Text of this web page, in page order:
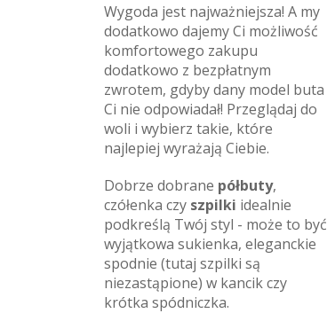
Wygoda jest najważniejsza! A my
dodatkowo dajemy Ci możliwość
komfortowego zakupu
dodatkowo z bezpłatnym
zwrotem, gdyby dany model buta
Ci nie odpowiadał! Przeglądaj do
woli i wybierz takie, które
najlepiej wyrażają Ciebie.
Dobrze dobrane półbuty,
czółenka czy szpilki idealnie
podkreślą Twój styl - może to być
wyjątkowa sukienka, eleganckie
spodnie (tutaj szpilki są
niezastąpione) w kancik czy
krótka spódniczka.